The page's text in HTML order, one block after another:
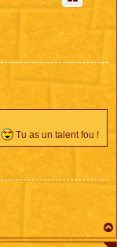
Tu as un talent fou !